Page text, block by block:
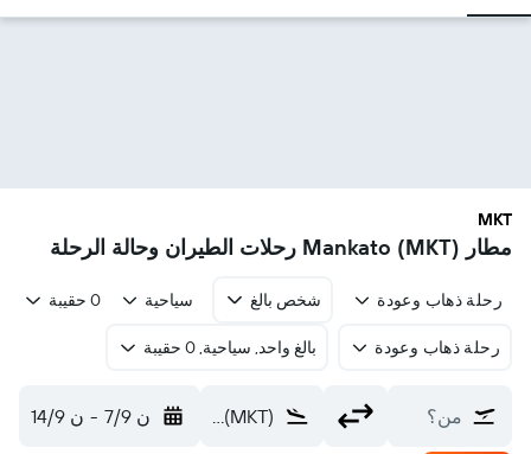
MKT
مطار Mankato (MKT) رحلات الطيران وحالة الرحلة
رحلة ذهاب وعودة شخص بالغ سياحية 0 حقيبة
رحلة ذهاب وعودة بالغ واحد, سياحية, 0 حقيبة
من؟ Mankato (MKT) ن 7/9 - ن 14/9